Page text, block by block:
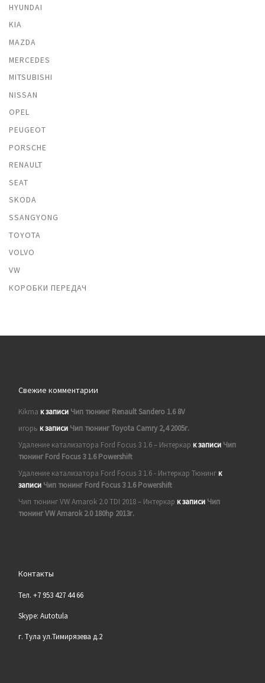
HYUNDAI
KIA
MAZDA
MERCEDES
MITSUBISHI
NISSAN
OPEL
PEUGEOT
PORSCHE
RENAULT
SEAT
SKODA
SSANGYONG
TOYOTA
VOLVO
VW
КОРОБКИ ПЕРЕДАЧ
Свежие комментарии
Kikma к записи Чип тюнинг Renault Sandero 1.6 8V
игорь к записи Чип тюнинг Toyota Camry 2,4 2005г.
Удаление катализатора Ford Focus 3 1.6 – Интеркар к записи Чип
тюнинг Ford Focus 3 1.6 Powershift
Удаление катализатора Ford Focus 3 1.6 - Интеркар Тюнингк
записи Чип тюнинг Ford Focus 3 1.6 Powershift
Чип тюнинг VW Amarok 2.0 TDI 2018 – Интеркар к записи Чип
тюнинг VW Amarok 2.0 180hp 2013г.
Контакты
Тел. +7 953 427 44 66
Skype: Autotula
г. Тула ул.Тимирязева д.2